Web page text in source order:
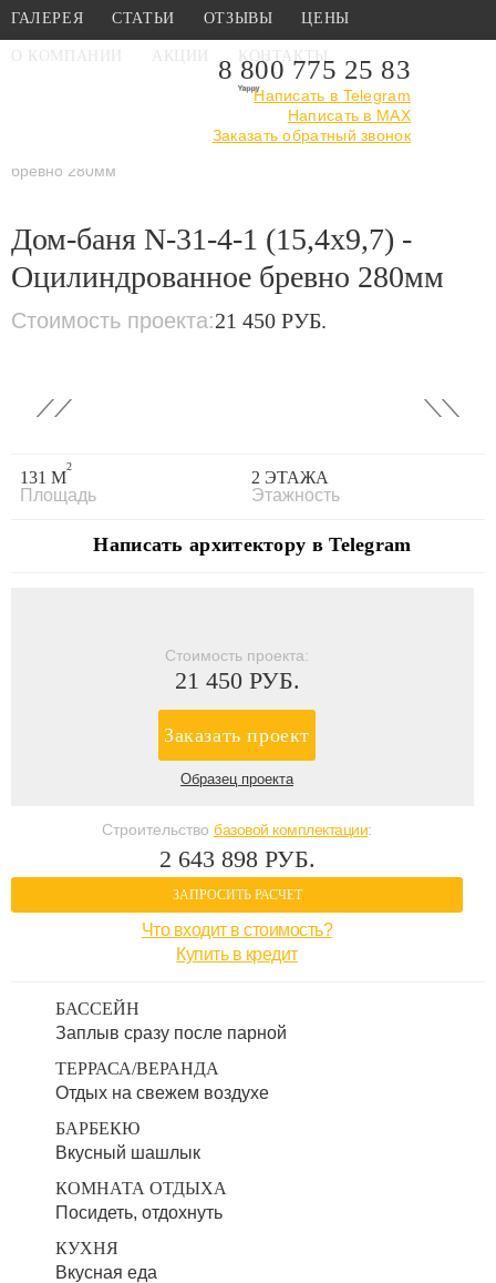
ГАЛЕРЕЯ СТАТЬИ ОТЗЫВЫ ЦЕНЫ
О КОМПАНИИ АКЦИИ КОНТАКТЫ
8 800 775 25 83
Написать в Telegram
Написать в MAX
Заказать обратный звонок
Проекты бань › Из оцилиндрованного
бревно 280мм
Дом-баня N-31-4-1 (15,4х9,7) -
Оцилиндрованное бревно 280мм
Стоимость проекта:21 450 РУБ.
‹ ›
131 М
2
Площадь
2 ЭТАЖА
Этажность
Написать архитектору в Telegram
Стоимость проекта:
21 450 РУБ.
Заказать проект
Образец проекта
Строительство базовой комплектации:
2 643 898 РУБ.
ЗАПРОСИТЬ РАСЧЕТ
Что входит в стоимость?
Купить в кредит
БАССЕЙН
Заплыв сразу после парной
ТЕРРАСА/ВЕРАНДА
Отдых на свежем воздухе
БАРБЕКЮ
Вкусный шашлык
КОМНАТА ОТДЫХА
Посидеть, отдохнуть
КУХНЯ
Вкусная еда